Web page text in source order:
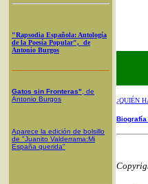
"Rapsodia Española: Antología
de la Poesía Popular", de
Antonio Burgos
Gatos sin Fronteras" , de
Antonio Burgos
Aparece la edición de bolsillo
de "Juanito Valderrama:Mi
España querida"
¿QUIÉN
Biografía